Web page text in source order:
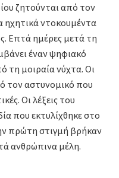
ζητούνται από τον
ηχητικά ντοκουμέντα
Επτά ημέρες μετά τη
έναν ψηφιακό
τη μοιραία νύχτα. Οι
τον αστυνομικό που
Οι λέξεις του
που εκτυλίχθηκε στο
πρώτη στιγμή βρήκαν
ανθρώπινα μέλη.